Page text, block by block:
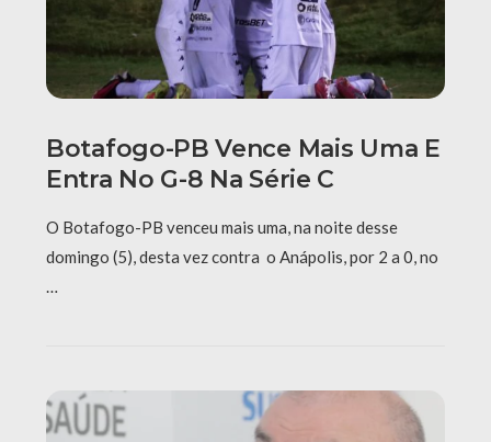
Botafogo-PB Vence Mais Uma E
Entra No G-8 Na Série C
O Botafogo-PB venceu mais uma, na noite desse
domingo (5), desta vez contra o Anápolis, por 2 a 0, no
…